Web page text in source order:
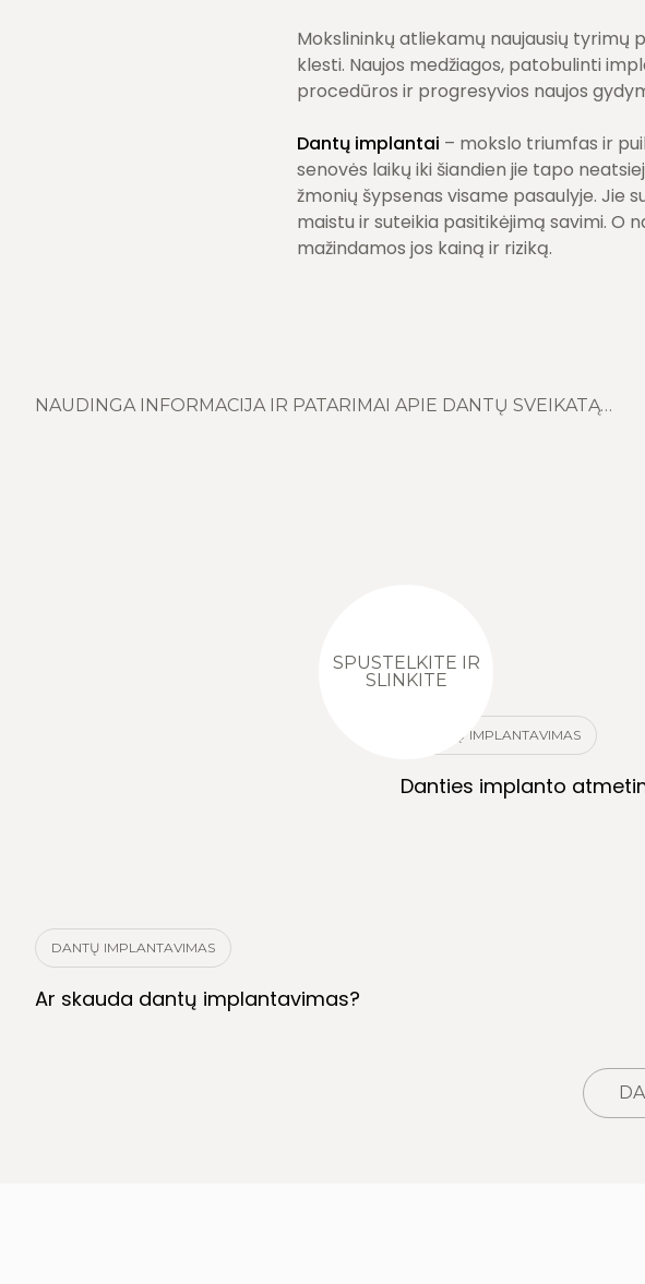
Mokslininkų atliekamų naujausių tyrimų
klesti. Naujos medžiagos, patobulinti
procedūros ir progresyvios naujos
Dantų implantai – mokslo triumfas ir
senovės laikų iki šiandien jie tapo
žmonių šypsenas visame pasaulyje. Jie
maistu ir suteikia pasitikėjimą savimi. O
mažindamos jos kainą ir riziką.
NAUDINGA INFORMACIJA IR PATARIMAI APIE DANTŲ SVEIKATĄ…
DANTŲ IMPLANTAVIMAS
Ar skauda dantų implantavimas?
DANTŲ IMPLANTAVIMAS
Danties implanto
SPUSTELKITE IR
SLINKITE